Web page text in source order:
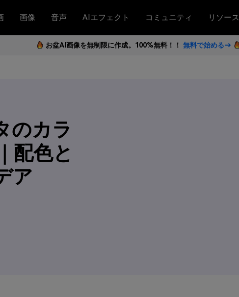
画像 音声 AIエフェクト コミュニティ リソース
お盆AI画像を無制限に作成。100%無料！！ 無料で始める→
のカラ
配色と
ア